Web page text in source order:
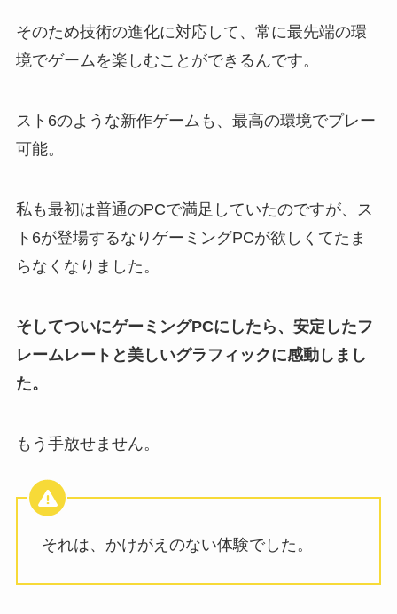
そのため技術の進化に対応して、常に最先端の環
境でゲームを楽しむことができるんです。
スト6のような新作ゲームも、最高の環境でプレー
可能。
私も最初は普通のPCで満足していたのですが、ス
ト6が登場するなりゲーミングPCが欲しくてたま
らなくなりました。
そしてついにゲーミングPCにしたら、安定したフ
レームレートと美しいグラフィックに感動しまし
た。
もう手放せません。
それは、かけがえのない体験でした。